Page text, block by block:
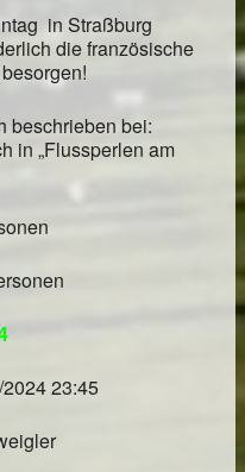
in Straßburg
die französische
beschrieben bei:
in „Flussperlen am
23:45